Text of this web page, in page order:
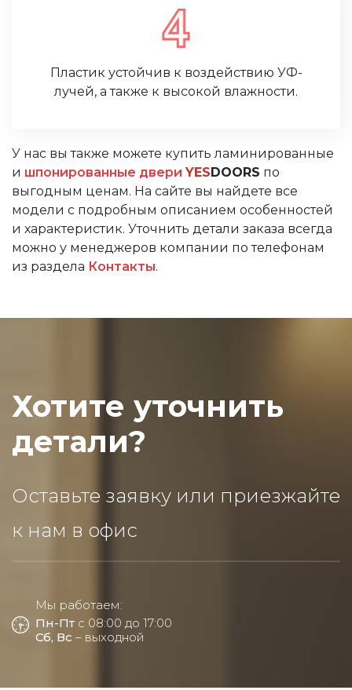
Пластик устойчив к воздействию УФ-
лучей, а также к высокой влажности.
У нас вы также можете купить ламинированные
и шпонированные двери YESDOORS по
выгодным ценам. На сайте вы найдете все
модели с подробным описанием особенностей
и характеристик. Уточнить детали заказа всегда
можно у менеджеров компании по телефонам
из раздела Контакты.
Хотите уточнить
детали?
Оставьте заявку или приезжайте
к нам в офис
Мы работаем:
Пн-Пт с 08:00 до 17:00
Сб, Вс – выходной